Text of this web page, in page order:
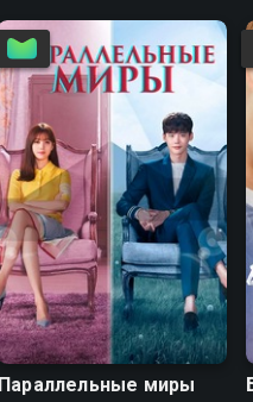
8.1 8.0
Параллельные миры